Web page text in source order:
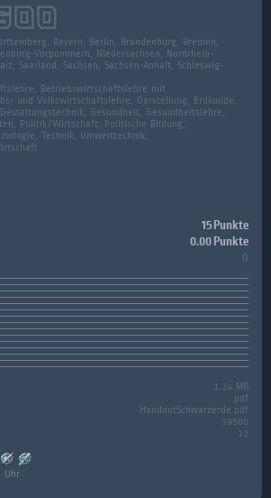
15 Punkte
0.00 Punkte
0
1.24 MB
pdf
HandoutSchwarzerde.pdf
39500
12
Uhr
Bayern, Berlin, Brandenburg, Bremen,
Vorpommern, Niedersachsen, Nordrhein-
Saarland, Sachsen, Sachsen-Anhalt, Schleswig-
Betriebswirtschaftslehre mit
und Volkswirtschaftslehre, Darstellung, Erdkunde,
Gesundheit, Gesundheitslehre,
Politik/Wirtschaft, Politische Bildung,
Technik, Umwelttechnik,